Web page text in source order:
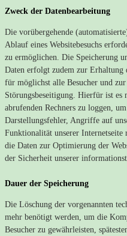
Zweck der Datenbearbeitung
Die vorübergehende
Ablauf eines Websitebesuchs
zu ermöglichen. Die Speicherung
Daten erfolgt zudem zur
für möglichst alle Besucher und
Störungsbeseitigung. Hierfür ist es
abrufenden Rechners zu loggen,
Darstellungsfehler, Angriffe auf
Funktionalität unserer Internetseite
die Daten zur Optimierung der
der Sicherheit unserer
Dauer der Speicherung
Die Löschung der vorgenannten
mehr benötigt werden, um die
Besucher zu gewährleisten,